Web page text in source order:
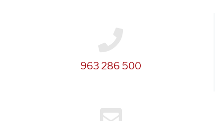
963 286 500